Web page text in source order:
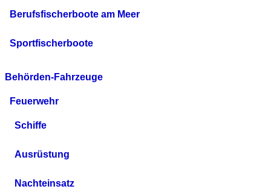
Berufsfischerboote am Meer
Sportfischerboote
Behörden-Fahrzeuge
Feuerwehr
Schiffe
Ausrüstung
Nachteinsatz